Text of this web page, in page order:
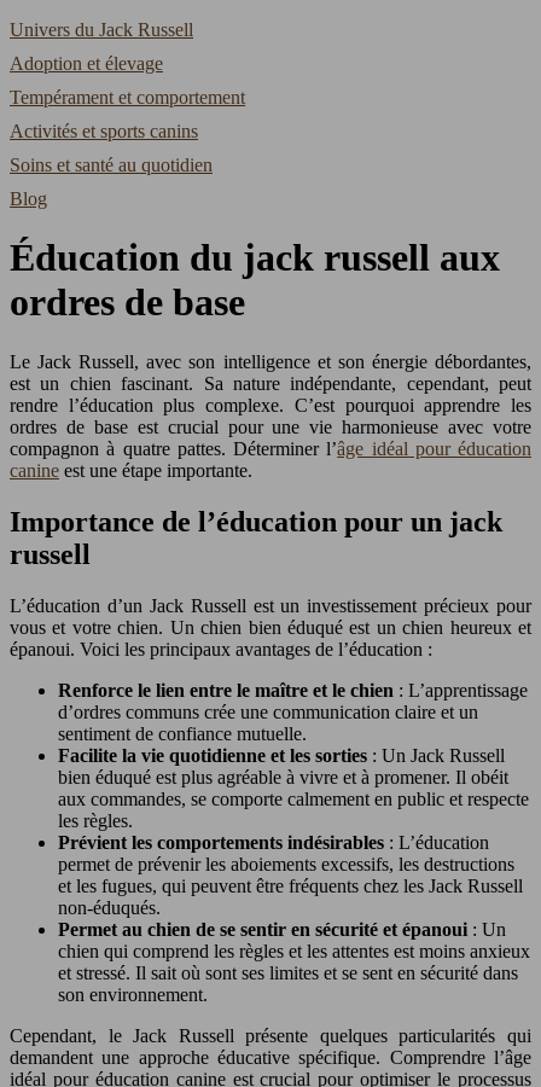
Univers du Jack Russell
Adoption et élevage
Tempérament et comportement
Activités et sports canins
Soins et santé au quotidien
Blog
Éducation du jack russell aux
ordres de base
Le Jack Russell, avec son intelligence et son énergie débordantes,
est un chien fascinant. Sa nature indépendante, cependant, peut
rendre l’éducation plus complexe. C’est pourquoi apprendre les
ordres de base est crucial pour une vie harmonieuse avec votre
compagnon à quatre pattes. Déterminer l’âge idéal pour éducation
canine est une étape importante.
Importance de l’éducation pour un jack
russell
L’éducation d’un Jack Russell est un investissement précieux pour
vous et votre chien. Un chien bien éduqué est un chien heureux et
épanoui. Voici les principaux avantages de l’éducation :
Renforce le lien entre le maître et le chien : L’apprentissage
d’ordres communs crée une communication claire et un
sentiment de confiance mutuelle.
Facilite la vie quotidienne et les sorties : Un Jack Russell
bien éduqué est plus agréable à vivre et à promener. Il obéit
aux commandes, se comporte calmement en public et respecte
les règles.
Prévient les comportements indésirables : L’éducation
permet de prévenir les aboiements excessifs, les destructions
et les fugues, qui peuvent être fréquents chez les Jack Russell
non-éduqués.
Permet au chien de se sentir en sécurité et épanoui : Un
chien qui comprend les règles et les attentes est moins anxieux
et stressé. Il sait où sont ses limites et se sent en sécurité dans
son environnement.
Cependant, le Jack Russell présente quelques particularités qui
demandent une approche éducative spécifique. Comprendre l’âge
idéal pour éducation canine est crucial pour optimiser le processus